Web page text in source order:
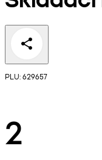
PLU: 629657
2